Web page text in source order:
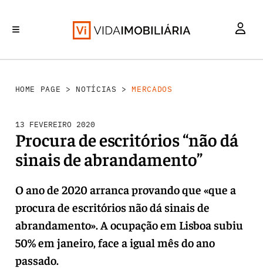
HOME PAGE > NOTÍCIAS >MERCADOS
13 FEVEREIRO 2020
Procura de escritórios “não dá
sinais de abrandamento”
O ano de 2020 arranca provando que «que a
procura de escritórios não dá sinais de
abrandamento». A ocupação em Lisboa subiu
50% em janeiro, face a igual mês do ano
passado.